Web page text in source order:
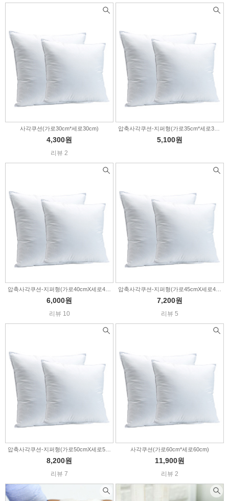
사각쿠션(가로30cm*세로30cm)
4,300원
리뷰 2
압축사각쿠션-지퍼형(가로35cm*세로35cm)
5,100원
6,000원
리뷰 10
7,200원
리뷰 5
8,200원
리뷰 7
사각쿠션(가로60cm*세로60cm)
11,900원
리뷰 2